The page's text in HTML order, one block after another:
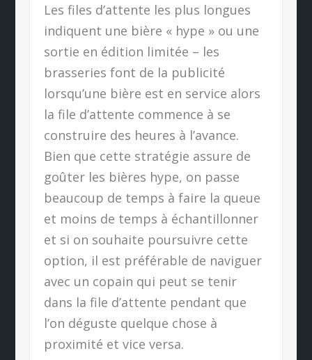
Les files d’attente les plus longues
indiquent une bière « hype » ou une
sortie en édition limitée – les
brasseries font de la publicité
lorsqu’une bière est en service alors
la file d’attente commence à se
construire des heures à l’avance.
Bien que cette stratégie assure de
goûter les bières hype, on passe
beaucoup de temps à faire la queue
et moins de temps à échantillonner
et si on souhaite poursuivre cette
option, il est préférable de naviguer
avec un copain qui peut se tenir
dans la file d’attente pendant que
l’on déguste quelque chose à
proximité et vice versa.